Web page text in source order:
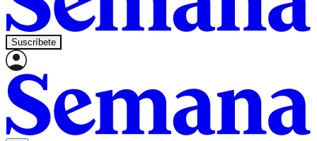
Suscríbete